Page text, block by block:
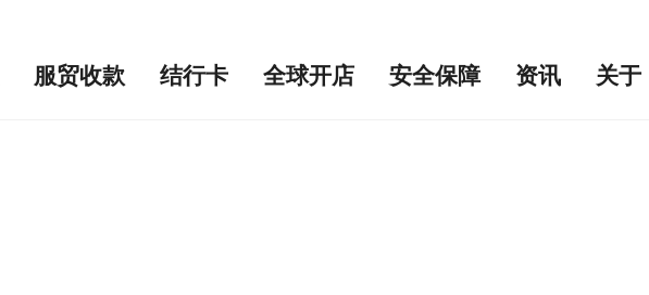
服贸收款 结行卡 全球开店 安全保障 资讯 关于